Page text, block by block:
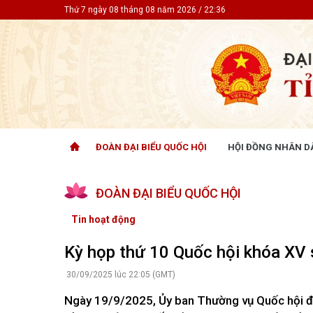
Thứ 7 ngày 08 tháng 08 năm 2026 / 22:36
ĐOÀN ĐẠI BIỂU QUỐC HỘI HỘI ĐỒNG NHÂN
Tin hoạt động
Tài liệu giám sát, khảo sát
Tài liệu
CỬ TRI QUAN TÂM
GÓP Ý
ĐOÀN ĐẠI BIỂU QUỐC HỘI
Tin hoạt động
Kỳ họp thứ 10 Quốc hội khóa
30/09/2025 lúc 22:05 (GMT)
Ngày 19/9/2025, Ủy ban Thường vụ Quốc hội